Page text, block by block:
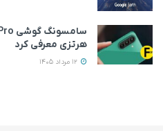
هرتزی معرفی کرد